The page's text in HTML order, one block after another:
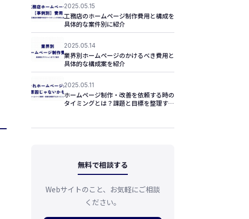
2025.05.15
工務店のホームページ制作費用と構成を
具体的な案件別に紹介
2025.05.14
業界別ホームページのかけるべき費用と
具体的な構成案を紹介
2025.05.11
ホームページ制作・改善を依頼する時の
タイミングとは？課題と目標を整理する
無料で相談する
Webサイトのこと、お気軽にご相談
ください。